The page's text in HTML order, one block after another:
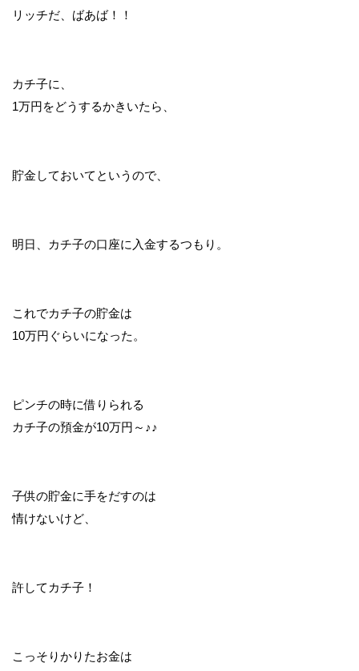
リッチだ、ばあば！！
カチ子に、
1万円をどうするかきいたら、
貯金しておいてというので、
明日、カチ子の口座に入金するつもり。
これでカチ子の貯金は
10万円ぐらいになった。
ピンチの時に借りられる
カチ子の預金が10万円～♪♪
子供の貯金に手をだすのは
情けないけど、
許してカチ子！
こっそりかりたお金は